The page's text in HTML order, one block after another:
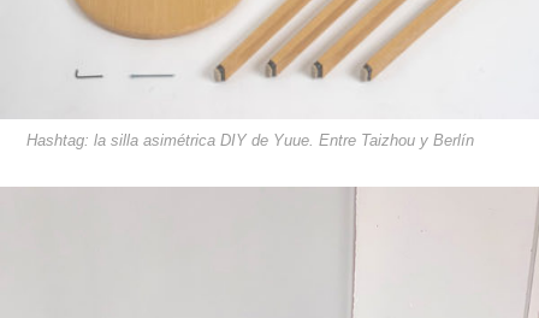
Hashtag: la silla asimétrica DIY de Yuue. Entre Taizhou y Berlín